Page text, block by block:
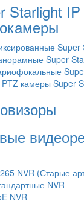
Starlight IP
Super
Super
PTZ камеры Super
NVR (Старые
NVR
NVR